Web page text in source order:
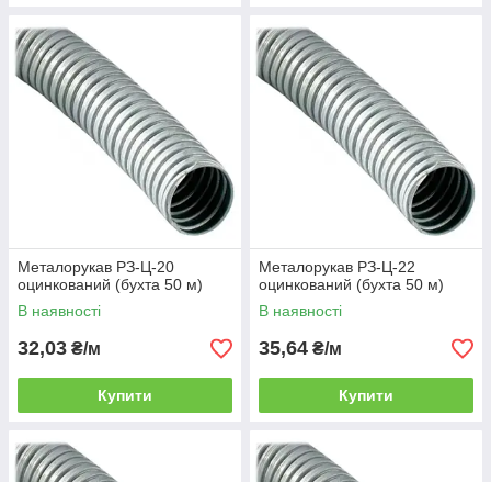
Металорукав РЗ-Ц-20
оцинкований (бухта 50 м)
В наявності
32,03 ₴/м
Купити
Металорукав РЗ-Ц-22
оцинкований (бухта 50 м)
В наявності
35,64 ₴/м
Купити